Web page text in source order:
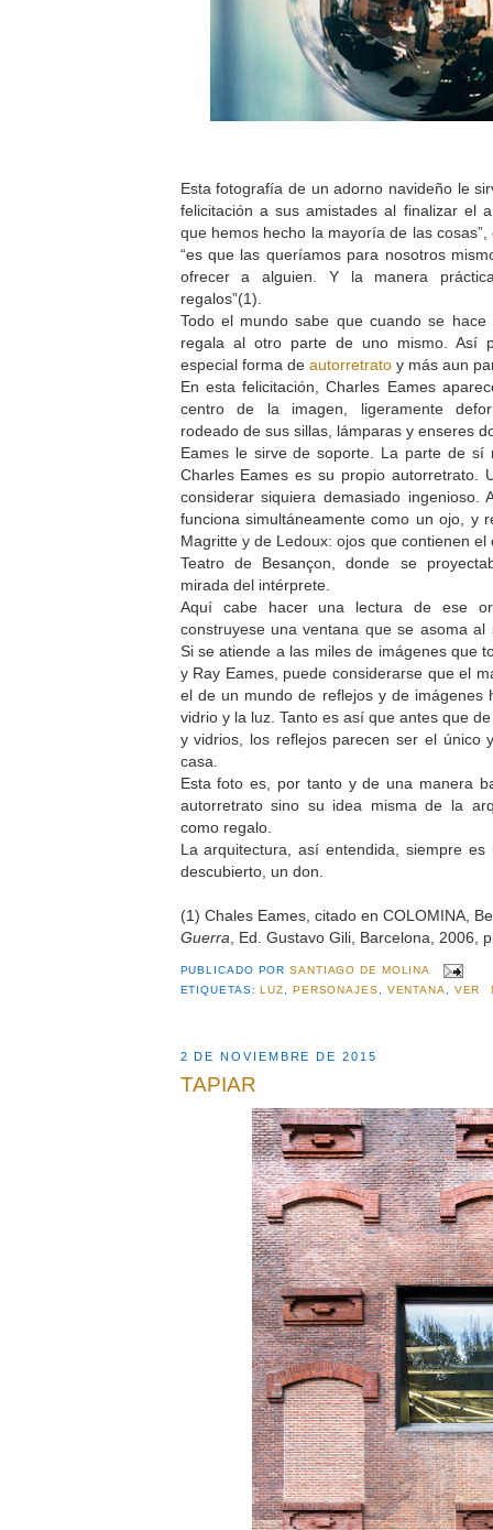
Esta fotografía de un adorno navideño le
felicitación a sus amistades al finalizar el
que hemos hecho la mayoría de las
“es que las queríamos para nosotros
ofrecer a alguien. Y la manera
regalos”(1).
Todo el mundo sabe que cuando se
regala al otro parte de uno mismo. Así
especial forma de autorretratoy más aun
En esta felicitación, Charles Eames
centro de la imagen, ligeramente
rodeado de sus sillas, lámparas y enseres
Eames le sirve de soporte. La parte de sí
Charles Eames es su propio autorretrato.
considerar siquiera demasiado ingenioso.
funciona simultáneamente como un ojo, y
Magritte y de Ledoux: ojos que contienen
Teatro de Besançon, donde se
mirada del intérprete.
Aquí cabe hacer una lectura de ese
construyese una ventana que se asoma
Si se atiende a las miles de imágenes que
y Ray Eames, puede considerarse que el
el de un mundo de reflejos y de imágenes
vidrio y la luz. Tanto es así que antes que
y vidrios, los reflejos parecen ser el único
casa.
Esta foto es, por tanto y de una manera
autorretrato sino su idea misma de la
como regalo.
La arquitectura, así entendida, siempre
descubierto, un don.
(1) Chales Eames, citado en COLOMINA,
Guerra, Ed. Gustavo Gili, Barcelona, 2006,
PUBLICADO PORSANTIAGO DE MOLINA
ETIQUETAS:LUZ PERSONAJES VENTANA VER
2 DE NOVIEMBRE DE 2015
TAPIAR